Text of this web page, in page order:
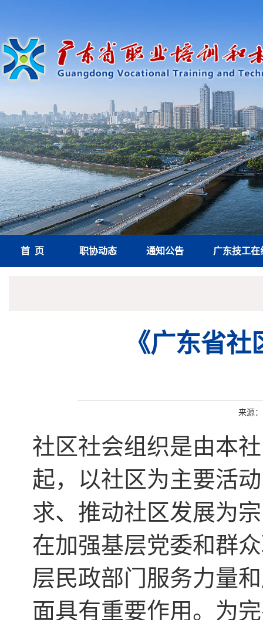
首 页 职协动态 通知公告 广东技工在
《广东省
来源
社区社会组织是由本
起，以社区为主要活
求、推动社区发展为
在加强基层党委和群
层民政部门服务力量
面具有重要作用。为